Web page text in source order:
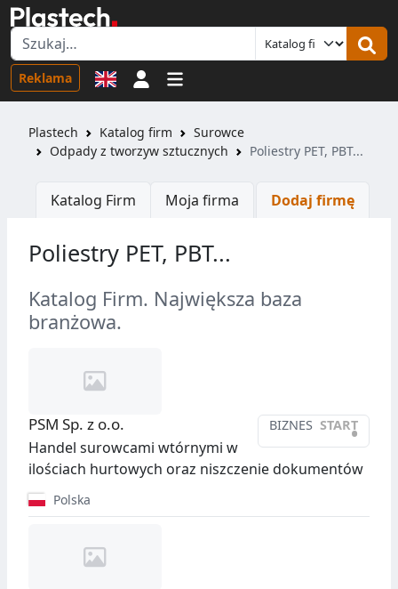
Reklama Logowanie
Plastech Katalog firm
Surowce
Odpady z tworzyw sztucznych
Poliestry PET, PBT...
Katalog Firm Moja firma Dodaj firmę
Poliestry PET, PBT...
Katalog Firm. Największa baza
branżowa.
BIZNES START
•
PSM Sp. z o.o.
Handel surowcami wtórnymi w
ilościach hurtowych oraz niszczenie dokumentów
Polska